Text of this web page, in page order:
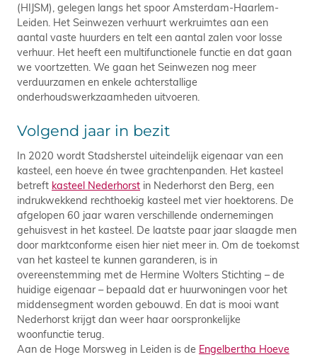
(HIJSM), gelegen langs het spoor Amsterdam-Haarlem-
Leiden. Het Seinwezen verhuurt werkruimtes aan een
aantal vaste huurders en telt een aantal zalen voor losse
verhuur. Het heeft een multifunctionele functie en dat gaan
we voortzetten. We gaan het Seinwezen nog meer
verduurzamen en enkele achterstallige
onderhoudswerkzaamheden uitvoeren.
Volgend jaar in bezit
In 2020 wordt Stadsherstel uiteindelijk eigenaar van een
kasteel, een hoeve én twee grachtenpanden. Het kasteel
betreft kasteel Nederhorst in Nederhorst den Berg, een
indrukwekkend rechthoekig kasteel met vier hoektorens. De
afgelopen 60 jaar waren verschillende ondernemingen
gehuisvest in het kasteel. De laatste paar jaar slaagde men
door marktconforme eisen hier niet meer in. Om de toekomst
van het kasteel te kunnen garanderen, is in
overeenstemming met de Hermine Wolters Stichting – de
huidige eigenaar – bepaald dat er huurwoningen voor het
middensegment worden gebouwd. En dat is mooi want
Nederhorst krijgt dan weer haar oorspronkelijke
woonfunctie terug.
Aan de Hoge Morsweg in Leiden is de Engelbertha Hoeve